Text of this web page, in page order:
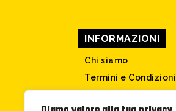
INFORMAZIONI
Chi siamo
Termini e Condizioni